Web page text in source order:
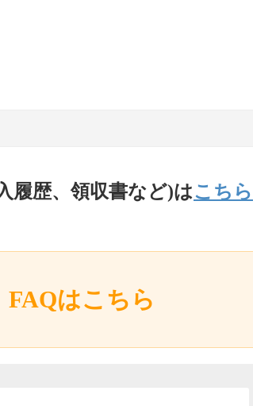
履歴、領収書など)はこちら
FAQはこちら